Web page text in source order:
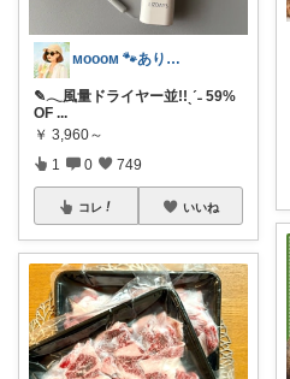
ᴍᴏᴏᴏᴍ 🐾ありがとうございます🐹
✎𓂃風量ドライヤー並!!ˎˊ˗ 59%
OF ...
￥ 3,960～
1 0 749
コレ いいね